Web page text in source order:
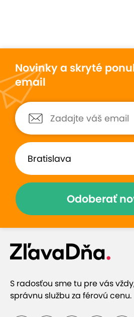
Novinky a skryté
email
Odoberať
S radosťou sme tu pre vás
správnu službu za férovú cenu.